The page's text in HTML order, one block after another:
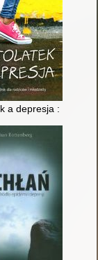
a depresja :